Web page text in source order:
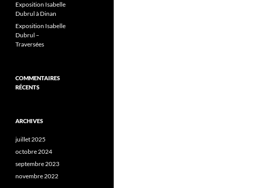
Exposition Isabelle
Dubrul à Dinan
Exposition Isabelle
Dubrul –
Traversées
COMMENTAIRES
RÉCENTS
ARCHIVES
juillet 2025
octobre 2024
septembre 2023
novembre 2022